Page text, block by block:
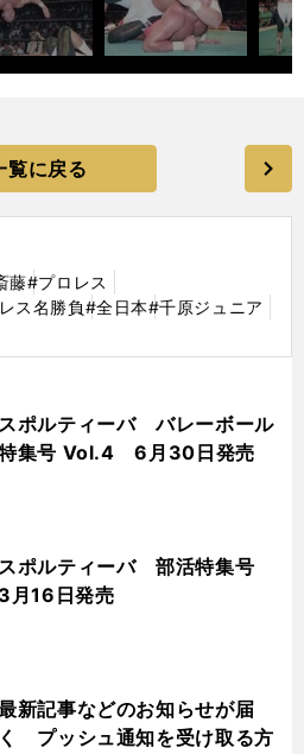
覧に戻る
藤#プロレス
ス名勝負#全日本#千原ジュニア
スポルティーバ バレーボール
集号 Vol.4 6月30日発売
スポルティーバ 部活特集号
3月16日発売
新記事などのお知らせが届
く プッシュ通知を受け取る方